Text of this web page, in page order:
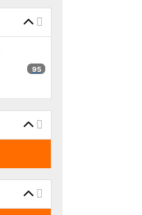
95 результатів
95